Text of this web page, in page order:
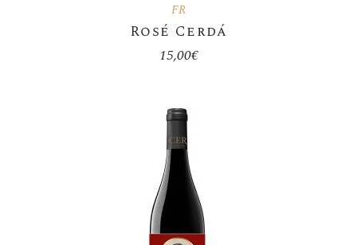
FR
Rosé Cerdá
15,00€